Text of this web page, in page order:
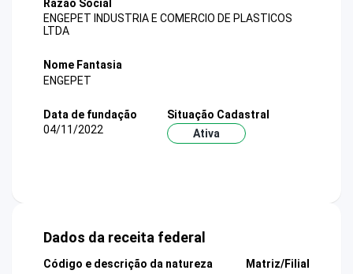
Razão Social
ENGEPET INDUSTRIA E COMERCIO DE PLASTICOS
LTDA
Nome Fantasia
ENGEPET
Data de fundação
04/11/2022
Situação Cadastral
Ativa
Dados da receita federal
Código e descrição da natureza
Matriz/Filial